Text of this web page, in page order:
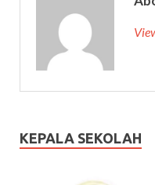
KEPALA SEKOLAH